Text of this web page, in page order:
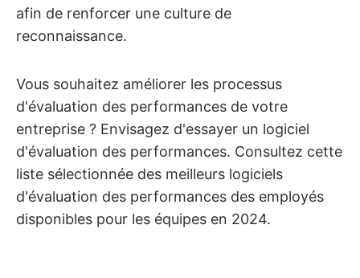
afin de renforcer une culture de
reconnaissance.
Vous souhaitez améliorer les processus
d'évaluation des performances de votre
entreprise ? Envisagez d'essayer un logiciel
d'évaluation des performances. Consultez cette
liste sélectionnée des meilleurs logiciels
d'évaluation des performances des employés
disponibles pour les équipes en 2024.